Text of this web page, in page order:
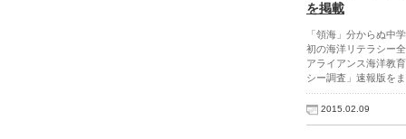
を掲載
「領海」分からぬ中
初の海洋リテラシー
アライアンス海洋教
シー調査」速報版を
2015.02.09